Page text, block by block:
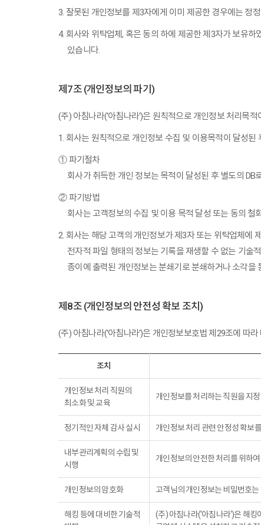
3. 잘못된 개인정보를 제3자에게 이미 제공한 경우에는 정
4. 회사와 위탁업체, 혹은 동의 하에 제공한 제3자가 보유
있습니다.
제7조 (개인정보의 파기)
(주) 아침나라('아침나라')은 원칙적으로 개인정보 처리목
1. 회사는 원칙적으로 개인정보 수집 및 이용목적이 달성된
① 파기절차
회사가 취득한 개인 정보는 목적이 달성된 후 별도의
② 파기방법
회사는 고객정보의 수집 및 이용 목적 달성 또는 동의
2. 회사는 해당 고객의 개인정보가 제3자 또는 위탁업체에
전자적 파일 형태의 정보는 기록을 재생할 수 없는 기술
종이에 출력된 개인정보는 분쇄기로 분쇄하거나 소각을
제8조 (개인정보의 안전성 확보 조치)
(주) 아침나라('아침나라')은 개인정보보호법 제29조에 따
조치
개인정보 처리 직원의
최소화 및 교육
개인정보를 처리하는 직원을 지
정기적인 자체 감사 실시 개인정보 처리 관련 안정성 확보
내부관리계획의 수립 및
시행
개인정보의 안전한 처리를 위하
개인정보의 암호화 고객님의 개인정보는 비밀번호는
해킹 등에 대비한 기술적
(주) 아침나라('아침나라')은 해킹